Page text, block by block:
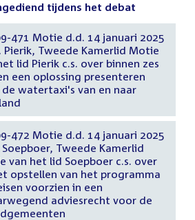
tijdens het debat
471 Motie d.d. 14 januari 2025
Pierik, Tweede Kamerlid Motie
lid Pierik c.s. over binnen zes
een oplossing presenteren
watertaxi's van en naar
472 Motie d.d. 14 januari 2025
Soepboer, Tweede Kamerlid
van het lid Soepboer c.s. over
opstellen van het programma
voorzien in een
adviesrecht voor de